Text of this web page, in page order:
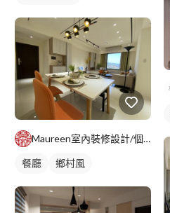
Maureen室內裝修設計/個人接案
餐廳 鄉村風